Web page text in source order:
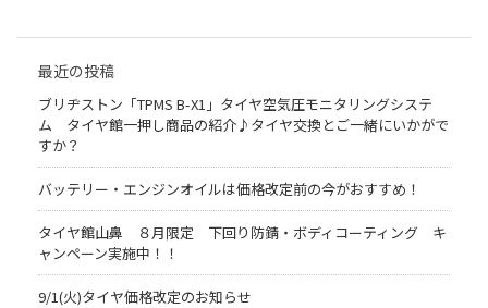
最近の投稿
ブリヂストン「TPMS B-X1」タイヤ空気圧モニタリングシステ
ム タイヤ館一押し商品の紹介♪タイヤ交換とご一緒にいかがで
すか？
バッテリー・エンジンオイルは価格改定前の今がおすすめ！
タイヤ館山鼻 ８月限定 下回り防錆・ボディコーティング キ
ャンペーン実施中！！
9/1(火)タイヤ価格改定のお知らせ